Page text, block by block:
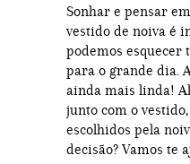
Sonhar e pensar
vestido de noiva é
podemos esquecer
para o grande dia.
ainda mais linda!
junto com o
escolhidos pela
decisão? Vamos te